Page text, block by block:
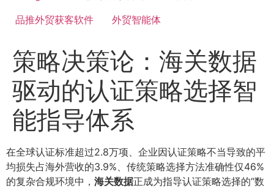
品推外贸获客软件
外贸智能体
策略决策论：海关数据
驱动的认证策略选择智
能指导体系
在全球认证标准超过2.8万项、企业因认证策略不当导致的平
均损失占海外营收的3.9%、传统策略选择方法准确性仅46%
的复杂合规环境中， 海关数据正成为指导认证策略选择的“数